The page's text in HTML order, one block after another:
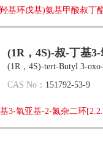
基环戊基)氨基甲酸叔丁
(1R，4S)-叔-丁基
(1R，4S)-tert-Butyl 3-
CAS No： 151792-53-9
3-氧亚基-2-氮杂二环